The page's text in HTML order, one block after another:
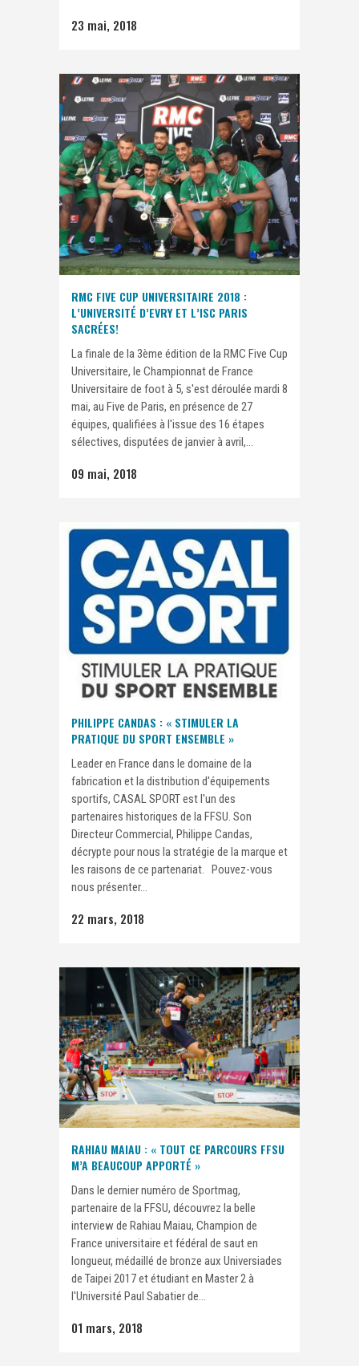
23 mai, 2018
RMC FIVE CUP UNIVERSITAIRE 2018 :
L’UNIVERSITÉ D’EVRY ET L’ISC PARIS
SACRÉES!
La finale de la 3ème édition de la RMC Five Cup
Universitaire, le Championnat de France
Universitaire de foot à 5, s'est déroulée mardi 8
mai, au Five de Paris, en présence de 27
équipes, qualifiées à l'issue des 16 étapes
sélectives, disputées de janvier à avril,...
09 mai, 2018
PHILIPPE CANDAS : « STIMULER LA
PRATIQUE DU SPORT ENSEMBLE »
Leader en France dans le domaine de la
fabrication et la distribution d'équipements
sportifs, CASAL SPORT est l'un des
partenaires historiques de la FFSU. Son
Directeur Commercial, Philippe Candas,
décrypte pour nous la stratégie de la marque et
les raisons de ce partenariat. Pouvez-vous
nous présenter...
22 mars, 2018
RAHIAU MAIAU : « TOUT CE PARCOURS FFSU
M’A BEAUCOUP APPORTÉ »
Dans le dernier numéro de Sportmag,
partenaire de la FFSU, découvrez la belle
interview de Rahiau Maiau, Champion de
France universitaire et fédéral de saut en
longueur, médaillé de bronze aux Universiades
de Taipei 2017 et étudiant en Master 2 à
l'Université Paul Sabatier de...
01 mars, 2018